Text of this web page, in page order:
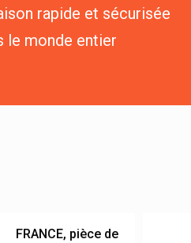
rapide et sécurisée
le monde entier
FRANCE, pièce de